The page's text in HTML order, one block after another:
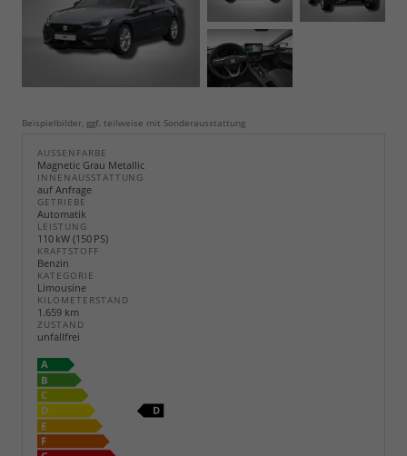
Beispielbilder, ggf. teilweise mit Sonderausstattung
AUSSENFARBE
Magnetic Grau Metallic
INNENAUSSTATTUNG
auf Anfrage
GETRIEBE
Automatik
LEISTUNG
110 kW (150 PS)
KRAFTSTOFF
Benzin
KATEGORIE
Limousine
KILOMETERSTAND
1.659 km
ZUSTAND
unfallfrei